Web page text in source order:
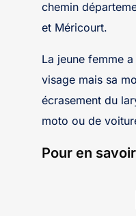
chemin
et Méricourt.
La jeune femme
visage mais sa
écrasement du
moto ou de
Pour en